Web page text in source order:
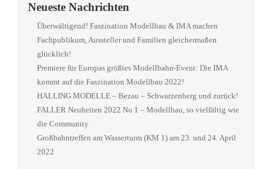
Neueste Nachrichten
Überwältigend! Faszination Modellbau & IMA machen
Fachpublikum, Aussteller und Familien gleichermaßen
glücklich!
Premiere für Europas größtes Modellbahn-Event: Die IMA
kommt auf die Faszination Modellbau 2022!
HALLING MODELLE – Bezau – Schwarzenberg und zurück!
FALLER Neuheiten 2022 No 1 – Modellbau, so vielfältig wie
die Community
Großbahntreffen am Wasserturm (KM 1) am 23. und 24. April
2022